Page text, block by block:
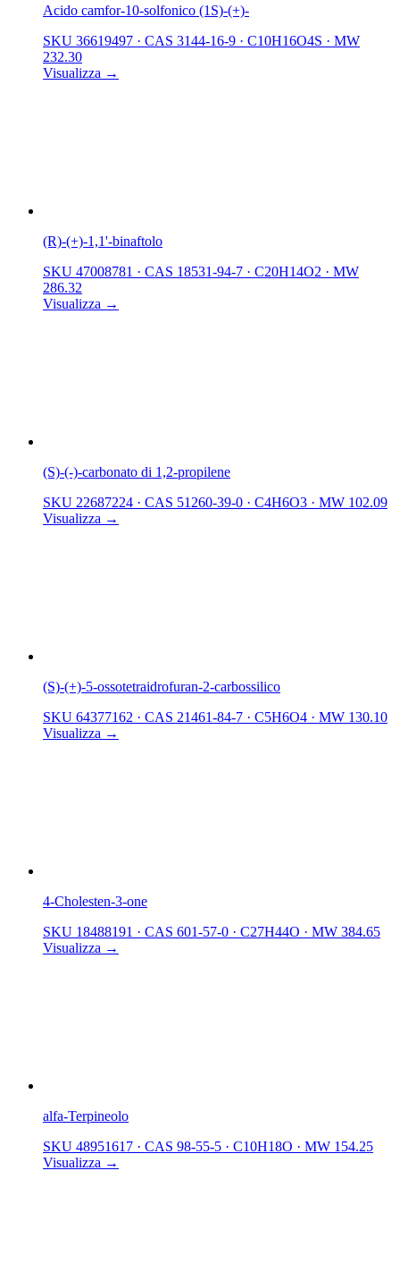
Acido camfor-10-solfonico (1S)-(+)-
SKU 36619497 · CAS 3144-16-9 · C10H16O4S · MW
232.30
Visualizza →
(R)-(+)-1,1'-binaftolo
SKU 47008781 · CAS 18531-94-7 · C20H14O2 · MW
286.32
Visualizza →
(S)-(-)-carbonato di 1,2-propilene
SKU 22687224 · CAS 51260-39-0 · C4H6O3 · MW 102.09
Visualizza →
(S)-(+)-5-ossotetraidrofuran-2-carbossilico
SKU 64377162 · CAS 21461-84-7 · C5H6O4 · MW 130.10
Visualizza →
4-Cholesten-3-one
SKU 18488191 · CAS 601-57-0 · C27H44O · MW 384.65
Visualizza →
alfa-Terpineolo
SKU 48951617 · CAS 98-55-5 · C10H18O · MW 154.25
Visualizza →